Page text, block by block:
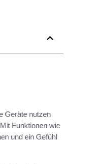
Geräte nutzen
Funktionen wie
und ein Gefühl